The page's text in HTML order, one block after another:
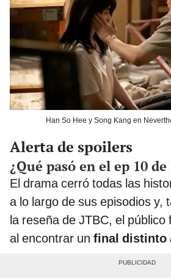
Han So Hee y Song Kang en
Alerta de spoilers
¿Qué pasó en el ep 10
El drama cerró todas las
a lo largo de sus episodios y,
la reseña de JTBC, el público
al encontrar un final distinto